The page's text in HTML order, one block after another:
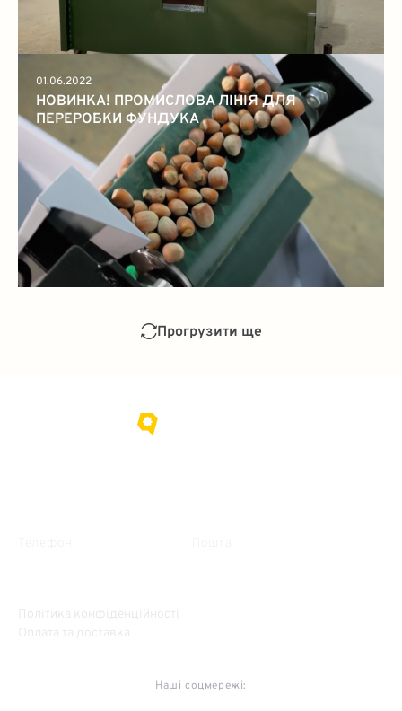
01.06.2022
НОВИНКА! ПРОМИСЛОВА ЛІНІЯ ДЛЯ
ПЕРЕРОБКИ ФУНДУКА
Прогрузити ще
Політика конфіденційності
Оплата та доставка
Наші соцмережі: